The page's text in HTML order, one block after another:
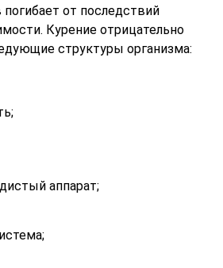
от последствий
Курение отрицательно
структуры организма:
аппарат;